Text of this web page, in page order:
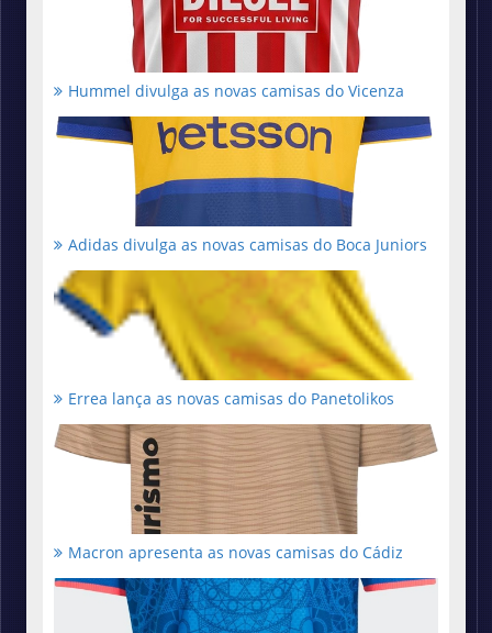
Hummel divulga as novas camisas do Vicenza
Adidas divulga as novas camisas do Boca Juniors
Errea lança as novas camisas do Panetolikos
Macron apresenta as novas camisas do Cádiz